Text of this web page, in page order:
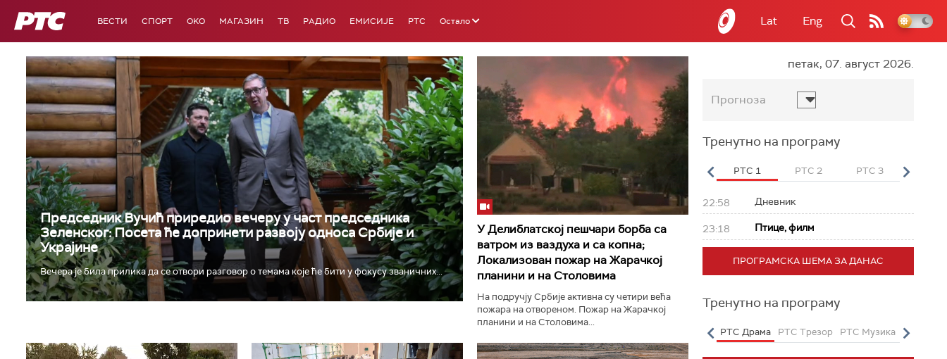
РТС ВЕСТИ СПОРТ OKO МАГАЗИН ТВ РАДИО ЕМИСИЈЕ РТС Остало Lat Eng
Председник Вучић приредио вечеру у част председника
Зеленског: Посета ће допринети развоју односа Србије и
Украјине
Вечера је била прилика да се отвори разговор о темама које ће бити у фокусу званичних...
У Делиблатској пешчари борба са
ватром из ваздуха и са копна;
Локализован пожар на Жарачкој
планини и на Столовима
На подручју Србије активна су четири већа
пожара на отвореном. Пожар на Жарачкој
планини и на Столовима...
петак, 07. август 2026.
Прогноза
Тренутно на програму
РТС 3 РТС Свет РТС 1 РТС 2 РТС 3 РТС
22:58 Дневник
23:18 Птице, филм
ПРОГРАМСКА ШЕМА ЗА ДАНАС
Тренутно на програму
РТС Полетарац РТС Драма РТС Трезор РТС Музика РТС